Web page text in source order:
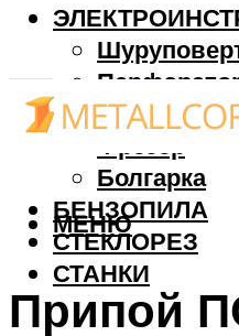
Дрель
Фрезер
Болгарка
БЕНЗОПИЛА
СТЕКЛОРЕЗ
СТАНКИ
МЕНЮ
Припой